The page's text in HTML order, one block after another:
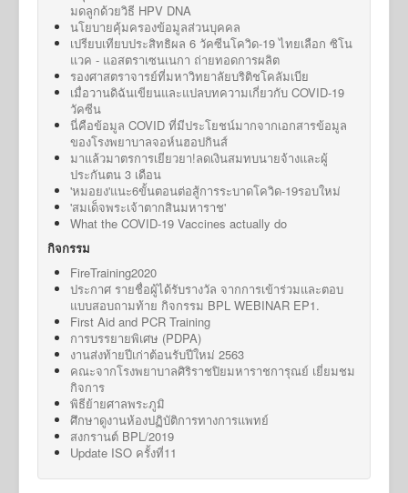
มดลูกด้วยวิธี HPV DNA
นโยบายคุ้มครองข้อมูลส่วนบุคคล
เปรียบเทียบประสิทธิผล 6 วัคซีนโควิด-19 ไทยเลือก ซิโน
แวค - แอสตราเซนเนกา ถ่ายทอดการผลิต
รองศาสตราจารย์ที่มหาวิทยาลัยบริติชโคลัมเบีย
เมื่อวานดิฉันเขียนและแปลบทความเกี่ยวกับ COVID-19
วัคซีน
นี่คือข้อมูล COVID ที่มีประโยชน์มากจากเอกสารข้อมูล
ของโรงพยาบาลจอห์นฮอปกินส์
มาแล้วมาตรการเยียวยา!ลดเงินสมทบนายจ้างและผู้
ประกันตน 3 เดือน
'หมอยง'แนะ6ขั้นตอนต่อสู้การระบาดโควิด-19รอบใหม่
'สมเด็จพระเจ้าตากสินมหาราช'
What the COVID-19 Vaccines actually do
กิจกรรม
FireTraining2020
ประกาศ รายชื่อผู้ได้รับรางวัล จากการเข้าร่วมและตอบ
แบบสอบถามท้าย กิจกรรม BPL WEBINAR EP1.
First Aid and PCR Training
การบรรยายพิเศษ (PDPA)
งานส่งท้ายปีเก่าต้อนรับปีใหม่ 2563
คณะจากโรงพยาบาลศิริราชปิยมหาราชการุณย์ เยี่ยมชม
กิจการ
พิธีย้ายศาลพระภูมิ
ศึกษาดูงานห้องปฏิบัติการทางการแพทย์
สงกรานต์ BPL/2019
Update ISO ครั้งที่11